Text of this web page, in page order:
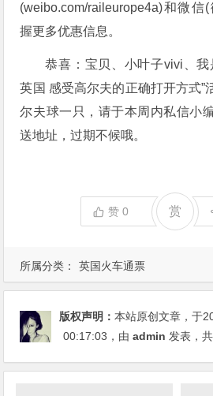
所属分类： 英国火车通票
(weibo.com/raileurope4a)和微信
握更多优惠信息。
恭喜：宝贝、小叶子vivi、我
英国 感受高尔夫的正确打开方式”
尔夫球一只，请于本周内私信小
送地址，过期不候哦。
赞0 赏
版权声明：本站原创文章，于
00:17:03 ，由admin 发表，